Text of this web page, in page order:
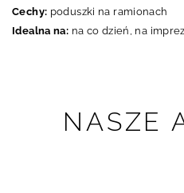
Cechy: poduszki na ramionach
Idealna na: na co dzień, na
NASZE